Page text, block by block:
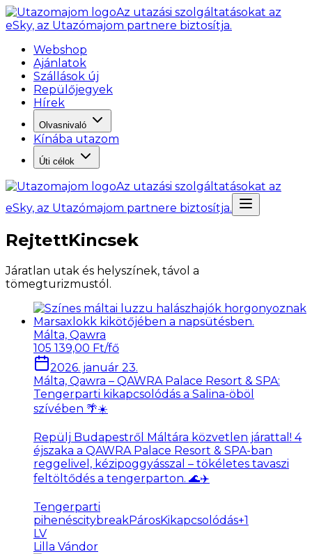
Az utazási szolgáltatásokat az
eSky, az Utazómajom partnere biztosítja.
Webshop
Ajánlatok
Szállások új
Repülőjegyek
Hírek
Olvasnivaló
Kínába utazom
Úti célok
Az utazási szolgáltatásokat az
eSky, az Utazómajom partnere biztosítja.
RejtettKincsek
Járatlan utak és helyszínek, távol a
tömegturizmustól.
Málta, Qawra
105 139,00 Ft/fő
2026. január 23.
Málta, Qawra – QAWRA Palace Resort & SPA:
Tengerparti kikapcsolódás a Salina-öböl
szívében 🌴☀️
Repülj Budapestről Máltára közvetlen járattal! 4
éjszaka a QAWRA Palace Resort & SPA-ban
reggelivel, kézipoggyásszal – tökéletes tavaszi
feltöltődés a tengerparton. 🌊✈️
Tengerparti
pihenéscitybreakPárosKikapcsolódás+1
LV
Lilla Vándor